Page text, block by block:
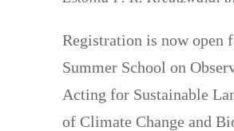
Registration is now open
Summer School on
Acting for Sustainable
of Climate Change and